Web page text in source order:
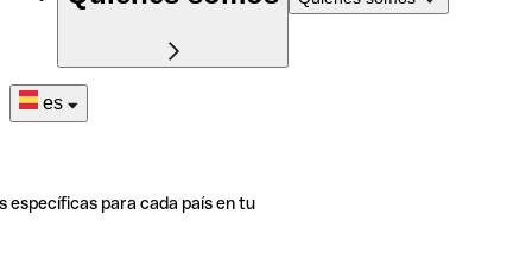
es
específicas para cada país en tu